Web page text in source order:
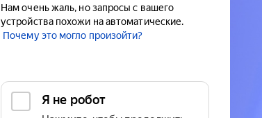
Нам очень жаль, но запросы с вашего
устройства похожи на автоматические.
Почему это могло произойти?